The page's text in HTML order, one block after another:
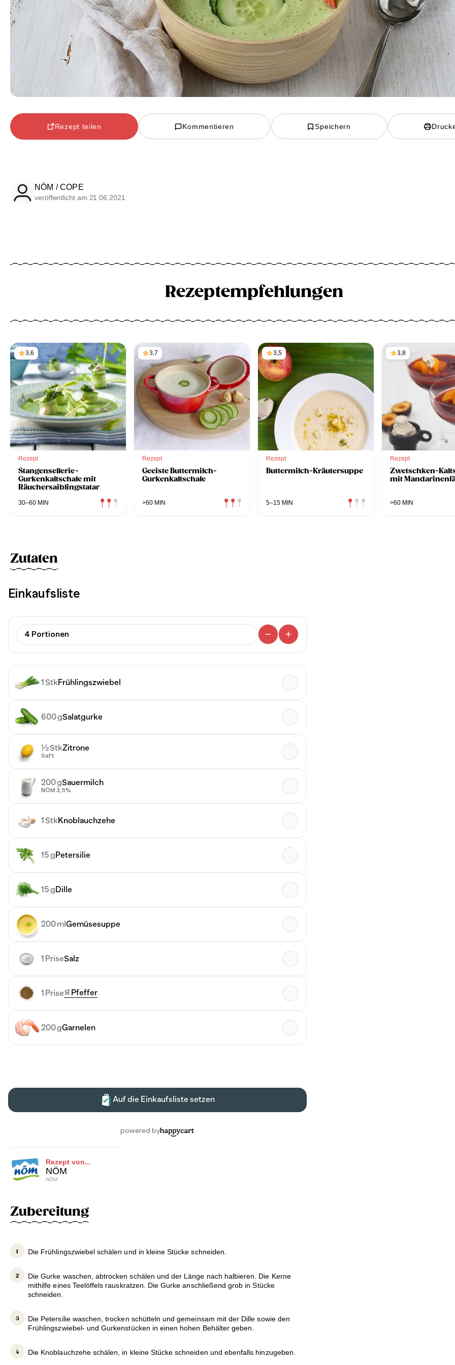
Rezept teilen Kommentieren Speichern
NÖM / COPE
veröffentlicht am 21.06.2021
Rezeptempfehlungen
3,6
Rezept
Stangensellerie-
Gurkenkaltschale mit
Räuchersaiblingstatar
30–60 MIN
3,7
Rezept
Geeiste Buttermilch-
Gurkenkaltschale
>60 MIN
3,5
Rezept
Buttermilch-Kräutersuppe
5–15 MIN
3,8
Rezept
Zwetschken-
mit
>60 MIN
Zutaten
Rezept von...
NÖM
NÖM
Zubereitung
Die Frühlingszwiebel schälen und in kleine Stücke schneiden.
Die Gurke waschen, abtrocken schälen und der Länge nach halbieren. Die Kerne
mithilfe eines Teelöffels rauskratzen. Die Gurke anschließend grob in Stücke
schneiden.
Die Petersilie waschen, trocken schütteln und gemeinsam mit der Dille sowie den
Frühlingszwiebel- und Gurkenstücken in einen hohen Behälter geben.
Die Knoblauchzehe schälen, in kleine Stücke schneiden und ebenfalls hinzugeben.